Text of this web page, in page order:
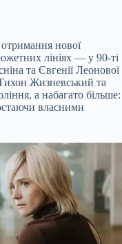
нової
лініях — у 90-ті
та Євгенії Леонової
Жизневський та
а набагато більше:
власними